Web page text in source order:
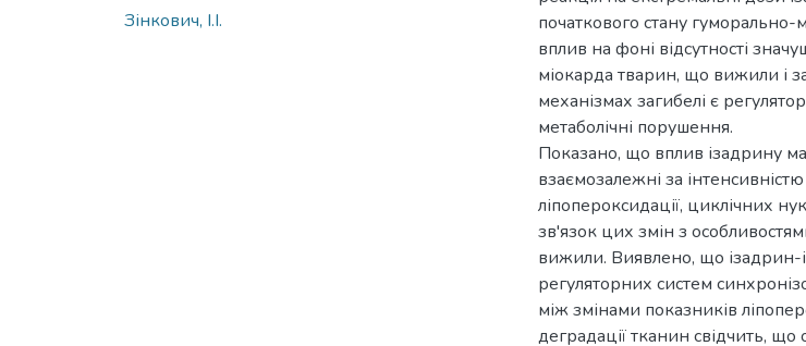
Зінкович, І.І.
початкового стану гуморально-
вплив на фоні відсутності
міокарда тварин, що вижили і
механізмах загибелі є
метаболічні порушення.
Показано, що вплив ізадрину
взаємозалежні за
ліпопероксидації, циклічних
зв'язок цих змін з
вижили. Виявлено, що ізадрин-
регуляторних систем
між змінами показників
деградації тканин свідчить,